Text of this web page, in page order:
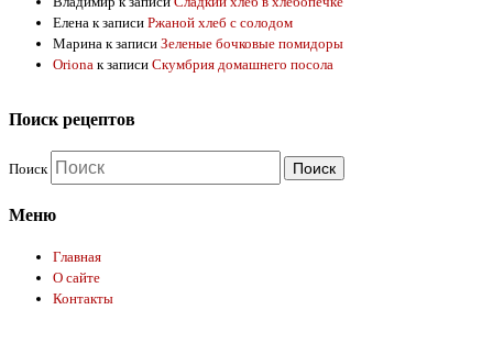
Елена к записи Ржаной хлеб с солодом
Марина к записи Зеленые бочковые помидоры
Oriona к записи Скумбрия домашнего посола
Поиск рецептов
Поиск
Меню
Главная
О сайте
Контакты